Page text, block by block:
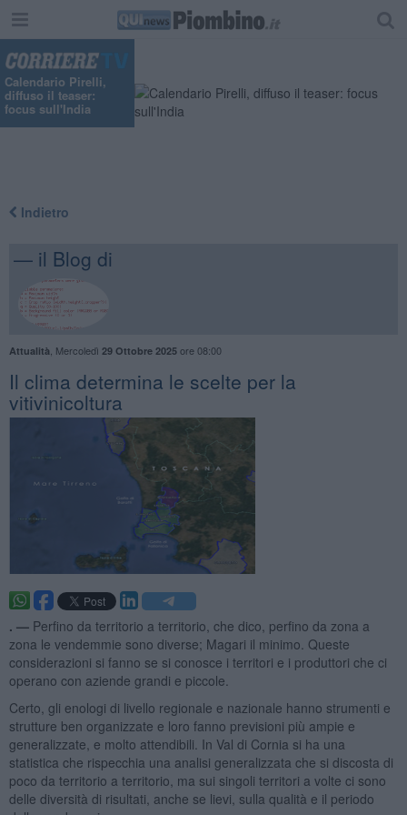
Calendario Pirelli,
diffuso il teaser:
focus sull'India
Indietro
— il Blog di
Attualità Mercoledì 29 Ottobre 2025ore 08:00
Il clima determina le scelte per la
vitivinicoltura
. — Perfino da territorio a territorio, che dico, perfino da zona a
zona le vendemmie sono diverse; Magari il minimo. Queste
considerazioni si fanno se si conosce i territori e i produttori che ci
operano con aziende grandi e piccole.
Certo, gli enologi di livello regionale e nazionale hanno strumenti e
strutture ben organizzate e loro fanno previsioni più ampie e
generalizzate, e molto attendibili. In Val di Cornia si ha una
statistica che rispecchia una analisi generalizzata che si discosta di
poco da territorio a territorio, ma sui singoli territori a volte ci sono
delle diversità di risultati, anche se lievi, sulla qualità e il periodo